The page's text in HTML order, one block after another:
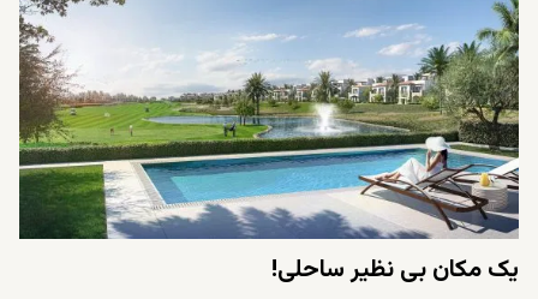
یک مکان بی نظیر ساحلی!